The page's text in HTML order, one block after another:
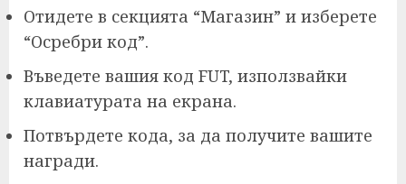
Отидете в секцията “Магазин” и изберете
“Осребри код”.
Въведете вашия код FUT, използвайки
клавиатурата на екрана.
Потвърдете кода, за да получите вашите
награди.